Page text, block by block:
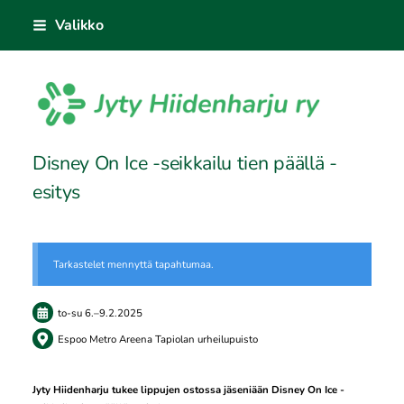
sisältöön
Valikko
Sivuston etusivulle
Disney On Ice -seikkailu tien päällä -
esitys
Tarkastelet mennyttä tapahtumaa.
to-su6.–9.2.2025
Espoo Metro Areena Tapiolan urheilupuisto
Jyty Hiidenharju tukee lippujen ostossa jäseniään Disney On Ice -